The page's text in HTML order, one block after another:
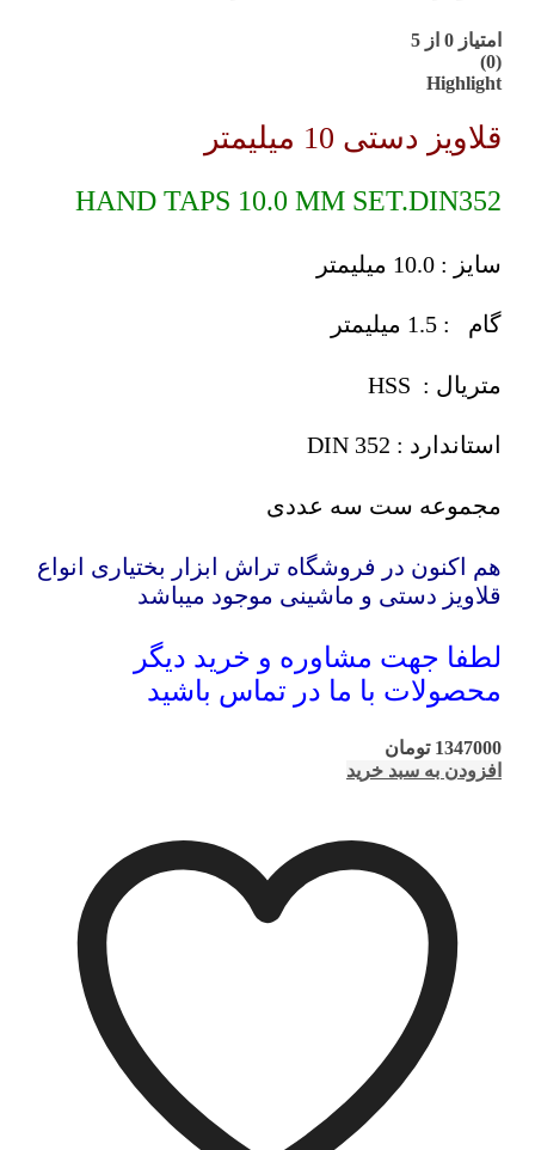
امتیاز 0 از 5
(0)
Highlight
قلاویز دستی 10 میلیمتر
HAND TAPS 10.0 MM SET.DIN352
سایز : 10.0 میلیمتر
گام : 1.5 میلیمتر
متریال : HSS
استاندارد : DIN 352
مجموعه ست سه عددی
هم اکنون در فروشگاه تراش ابزار بختیاری انواع
قلاویز دستی و ماشینی موجود میباشد
لطفا جهت مشاوره و خرید دیگر
محصولات با ما در تماس باشید
1347000 تومان
افزودن به سبد خرید